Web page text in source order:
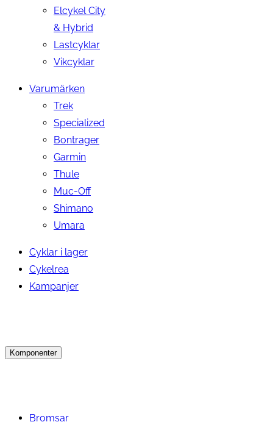
Elcykel City
& Hybrid
Lastcyklar
Vikcyklar
Varumärken
Trek
Specialized
Bontrager
Garmin
Thule
Muc-Off
Shimano
Umara
Cyklar i lager
Cykelrea
Kampanjer
Komponenter
Bromsar